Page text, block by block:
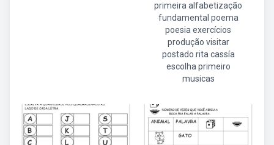
primeira alfabetização
fundamental poema
poesia exercícios
produção visitar
postado rita cassía
escolha primeiro
musicas